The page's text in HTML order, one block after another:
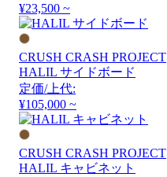
¥23,500 ~
CRUSH CRASH PROJECT
HALIL サイドボード
定価/上代:
¥105,000 ~
CRUSH CRASH PROJECT
HALIL キャビネット